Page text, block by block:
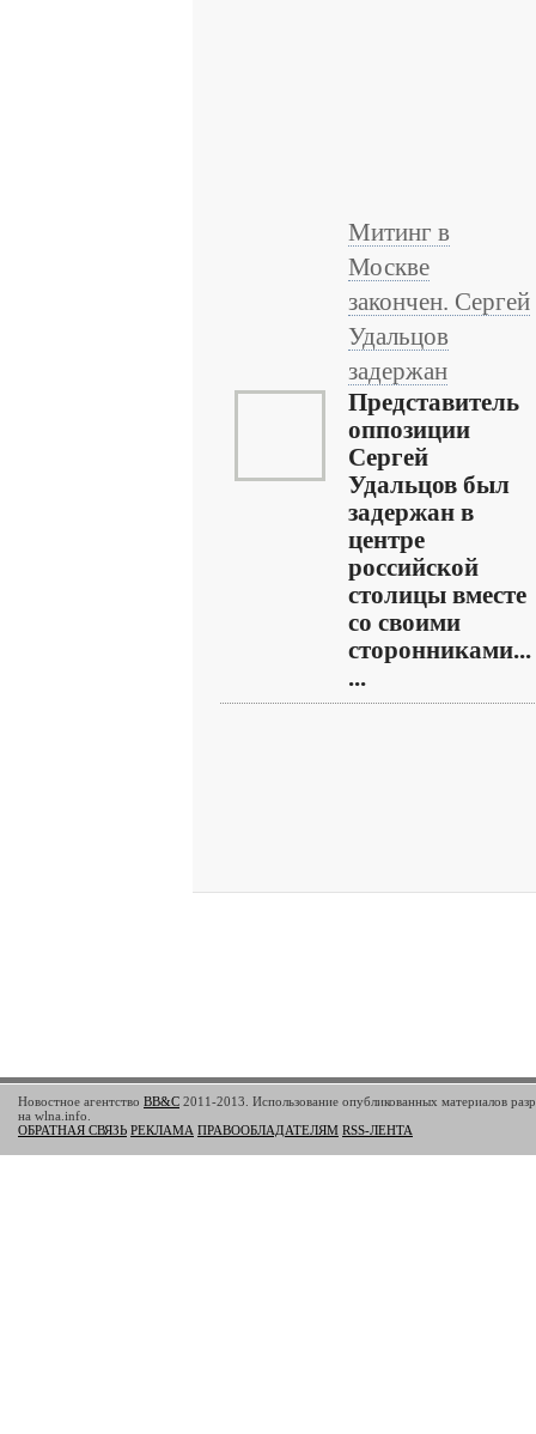
Митинг в
Москве
закончен. Сергей
Удальцов
задержан
Представитель
оппозиции
Сергей
Удальцов был
задержан в
центре
российской
столицы вместе
со своими
сторонниками...
...
Новостное агентство BB&C 2011-2013. Использование опубликованных материалов
на wlna.info.
ОБРАТНАЯ СВЯЗЬ РЕКЛАМА ПРАВООБЛАДАТЕЛЯМ RSS-ЛЕНТА